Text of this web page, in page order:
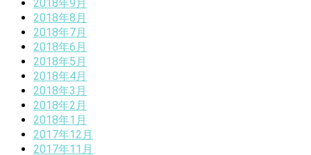
2018年9月
2018年8月
2018年7月
2018年6月
2018年5月
2018年4月
2018年3月
2018年2月
2018年1月
2017年12月
2017年11月